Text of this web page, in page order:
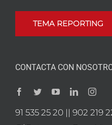
TEMA REPORTING
CONTACTA CON
91 535 25 20 || 902 219